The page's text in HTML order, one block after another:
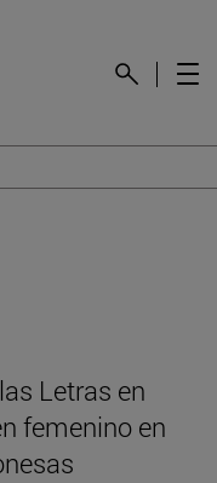
Letras en
femenino en